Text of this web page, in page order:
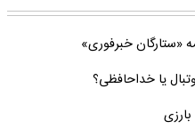
«ستارگان خبرفوری»
یا خداحافظی؟